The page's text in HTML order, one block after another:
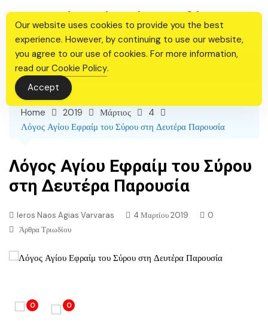
content
Ιερός Ναός Αγίας Βαρβάρας
Θεσσαλονίκης
Home 2019 Μάρτιος
4
Λόγος Αγίου Εφραίμ του Σύρου στη Δευτέρα Παρουσία
Λόγος Αγίου Εφραίμ του Σύρου
στη Δευτέρα Παρουσία
Ieros Naos Agias Varvaras 4 Μαρτίου 2019
0
Άρθρα Τριωδίου
0 0
Our website uses cookies to provide you the best
experience. However, by continuing to use our website,
you agree to our use of cookies. For more information,
read our Cookie Policy.
Accept